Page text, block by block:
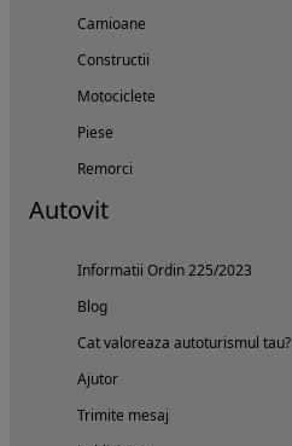
Camioane
Constructii
Motociclete
Piese
Remorci
Autovit
Informatii Ordin 225/2023
Blog
Cat valoreaza autoturismul tau?
Ajutor
Trimite mesaj